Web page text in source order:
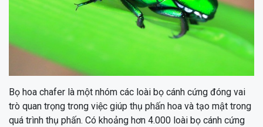
Bọ hoa chafer là một nhóm các loài bọ cánh cứng đóng vai
trò quan trọng trong việc giúp thụ phấn hoa và tạo mật trong
quá trình thụ phấn. Có khoảng hơn 4.000 loài bọ cánh cứng